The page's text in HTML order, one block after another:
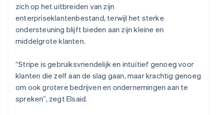
zich op het uitbreiden van zijn
enterpriseklantenbestand, terwijl het sterke
ondersteuning blijft bieden aan zijn kleine en
middelgrote klanten.
“Stripe is gebruiksvriendelijk en intuïtief genoeg voor
klanten die zelf aan de slag gaan, maar krachtig genoeg
om ook grotere bedrijven en ondernemingen aan te
spreken”, zegt Elsaid.